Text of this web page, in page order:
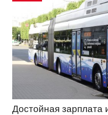
Достойная зарплата